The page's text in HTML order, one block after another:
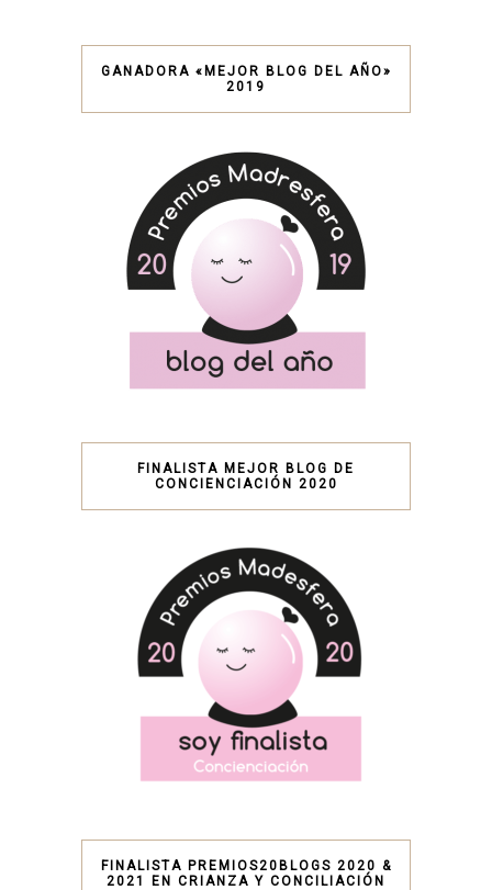
GANADORA «MEJOR BLOG DEL AÑO»
2019
FINALISTA MEJOR BLOG DE
CONCIENCIACIÓN 2020
FINALISTA PREMIOS20BLOGS 2020 &
2021 EN CRIANZA Y CONCILIACIÓN